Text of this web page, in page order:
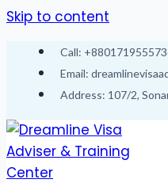
Skip to content
Call:
Email:
Address: 107/2,